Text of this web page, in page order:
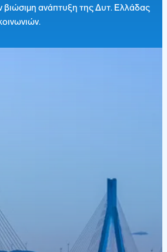
βιώσιμη ανάπτυξη της Δυτ. Ελλάδας